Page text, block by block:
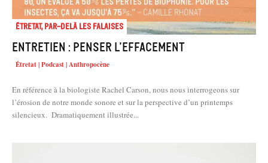
Étretat, par-delà les falaises
Entretien : Penser l’effacement
Étretat | Podcast | Anthropocène
En référence à la biologiste Rachel Carson, nous nous interrogeons sur
l’érosion de notre monde sonore et sur la perspective d’un printemps
silencieux. Dramatiquement illustrée...